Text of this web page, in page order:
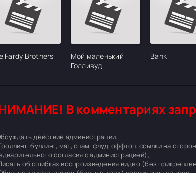
Fardy Brothers
Мой маленький
Голливуд
Bank
В комментариях
действие администрации;
буллинг, мат, спам, флуд, оффтоп, ссылки на
согласия с администрацией);
об ошибках воспроизведения видео (без